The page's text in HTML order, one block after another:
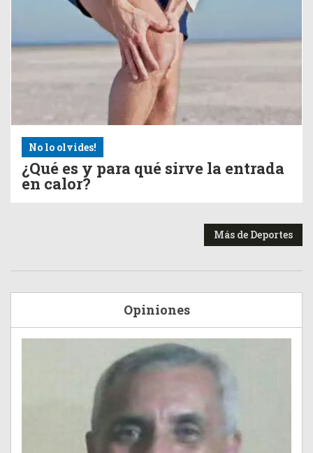
No lo olvides!
¿Qué es y para qué sirve la entrada
en calor?
Más de Deportes
Opiniones